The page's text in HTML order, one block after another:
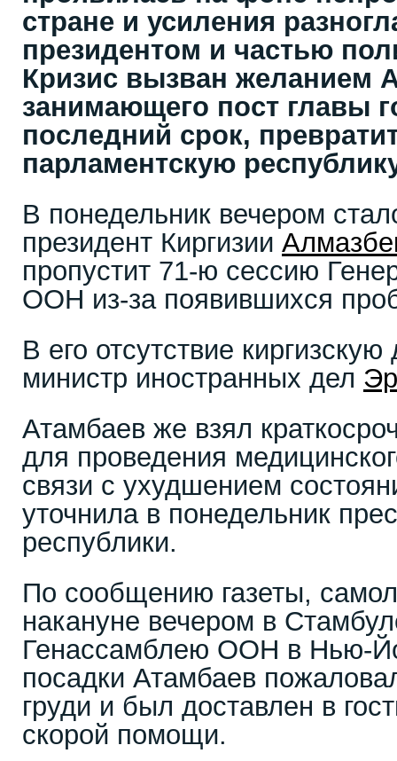
стране и усиления
президентом и частью
Кризис вызван желанием
занимающего пост главы
последний срок,
парламентскую
В понедельник вечером
президент Киргизии
пропустит 71-ю сессию
ООН из-за появившихся
В его отсутствие
министр иностранных дел
Атамбаев же взял
для проведения
связи с ухудшением
уточнила в понедельник
республики.
По сообщению газеты,
накануне вечером в
Генассамблею ООН в Нью-
посадки Атамбаев
груди и был доставлен в
скорой помощи.